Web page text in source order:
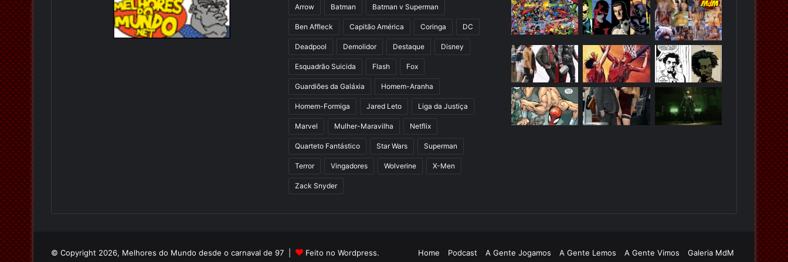
n
t
e
r
i
o
p
á
g
i
n
a
Arrow Batman Batman v Superman
Ben Affleck Capitão América Coringa DC
Deadpool Demolidor Destaque Disney
Esquadrão Suicida Flash Fox
Guardiões da Galáxia Homem-Aranha
Homem-Formiga Jared Leto Liga da Justiça
Marvel Mulher-Maravilha Netflix
Quarteto Fantástico Star Wars Superman
Terror Vingadores Wolverine X-Men
Zack Snyder
© Copyright 2026, Melhores do Mundo desde o carnaval de 97 | Feito no Wordpress. Home Podcast A Gente Jogamos A Gente Lemos A Gente Vimos Galeria MdM